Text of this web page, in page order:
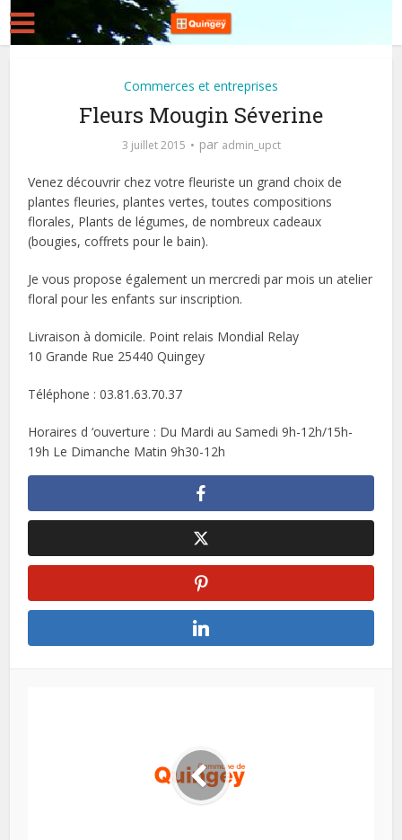
Commerces et entreprises
Fleurs Mougin Séverine
3 juillet 2015 par admin_upct
Venez découvrir chez votre fleuriste un grand choix de
plantes fleuries, plantes vertes, toutes compositions
florales, Plants de légumes, de nombreux cadeaux
(bougies, coffrets pour le bain).
Je vous propose également un mercredi par mois un atelier
floral pour les enfants sur inscription.
Livraison à domicile. Point relais Mondial Relay
10 Grande Rue 25440 Quingey
Téléphone : 03.81.63.70.37
Horaires d ‘ouverture : Du Mardi au Samedi 9h-12h/15h-
19h Le Dimanche Matin 9h30-12h